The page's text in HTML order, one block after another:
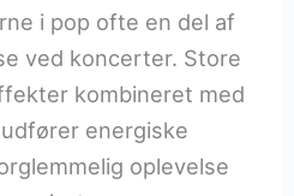
i pop ofte en del af
ved koncerter. Store
kombineret med
energiske
oplevelse